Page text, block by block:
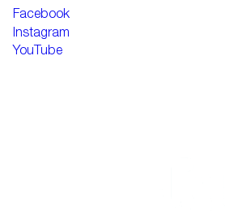
Facebook
Instagram
YouTube